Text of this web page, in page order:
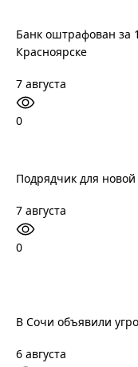
Банк оштрафован за
Красноярске
7 августа
0
Подрядчик для
7 августа
0
В Сочи объявили
6 августа